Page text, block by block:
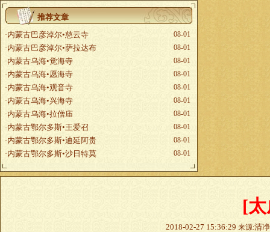
推荐文章
·内蒙古巴彦淖尔•慈云寺
08-01
·内蒙古巴彦淖尔•萨拉达布
08-01
·内蒙古乌海•觉海寺
08-01
·内蒙古乌海•愿海寺
08-01
·内蒙古乌海•观音寺
08-01
·内蒙古乌海•兴海寺
08-01
·内蒙古乌海•拉僧庙
08-01
·内蒙古鄂尔多斯•王爱召
08-01
·内蒙古鄂尔多斯•迪延阿贵
08-01
·内蒙古鄂尔多斯•沙日特莫 08-01
[
2018-02-27 15:36:29 来源:清